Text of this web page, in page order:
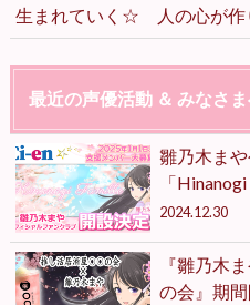
生まれていく☆ 人の心が作
最近の声優活動 ＆ みなさ
雛乃木ま
「
2024.12.30
『雛乃木
の会』期